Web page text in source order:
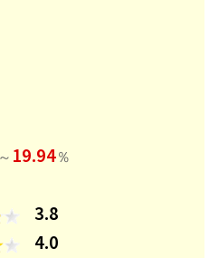
おり、おそらく、ここ数
消費者金融では最高では
者金融というより、むし
もしれません。
初回融資額を10万円ほど
は、30万円ほどの決裁も
残高が高いのも特徴で
です。
～ 19.94％
3.8
4.0